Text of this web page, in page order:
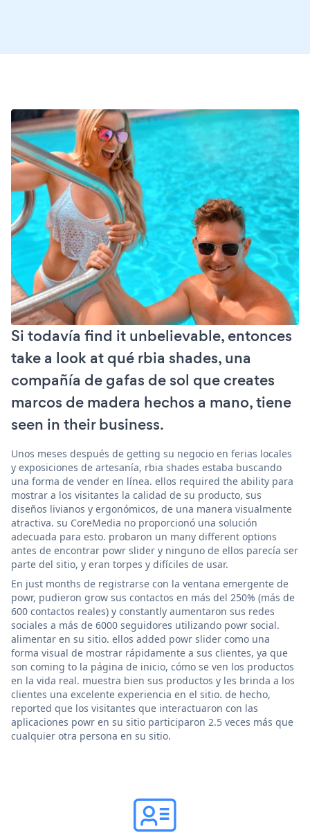
Si todavía find it unbelievable, entonces
take a look at qué rbia shades, una
compañía de gafas de sol que creates
marcos de madera hechos a mano, tiene
seen in their business.
Unos meses después de getting su negocio en ferias locales
y exposiciones de artesanía, rbia shades estaba buscando
una forma de vender en línea. ellos required the ability para
mostrar a los visitantes la calidad de su producto, sus
diseños livianos y ergonómicos, de una manera visualmente
atractiva. su CoreMedia no proporcionó una solución
adecuada para esto. probaron un many different options
antes de encontrar powr slider y ninguno de ellos parecía ser
parte del sitio, y eran torpes y difíciles de usar.
En just months de registrarse con la ventana emergente de
powr, pudieron grow sus contactos en más del 250% (más de
600 contactos reales) y constantly aumentaron sus redes
sociales a más de 6000 seguidores utilizando powr social.
alimentar en su sitio. ellos added powr slider como una
forma visual de mostrar rápidamente a sus clientes, ya que
son coming to la página de inicio, cómo se ven los productos
en la vida real. muestra bien sus productos y les brinda a los
clientes una excelente experiencia en el sitio. de hecho,
reported que los visitantes que interactuaron con las
aplicaciones powr en su sitio participaron 2.5 veces más que
cualquier otra persona en su sitio.